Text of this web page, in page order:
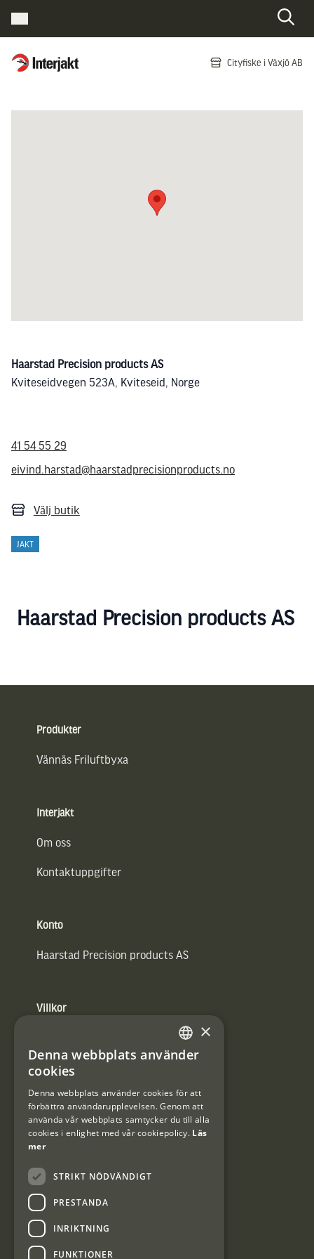
Interjakt SE Cityfiske i Växjö AB
Haarstad Precision products AS
Kviteseidvegen 523A, Kviteseid, Norge
41 54 55 29
eivind.harstad@haarstadprecisionproducts.no
Välj butik
JAKT
Haarstad Precision products AS
Produkter
Vännäs Friluftbyxa
Interjakt
Om oss
Kontaktuppgifter
Konto
Haarstad Precision products AS
Villkor
Användarvillkor
#Interjaktfamily
Kundklubb
Information om kundklubben.
SWEDISH
×
Denna webbplats använder
cookies
Denna webbplats använder cookies för att
förbättra användarupplevelsen. Genom att
använda vår webbplats samtycker du till alla
cookies i enlighet med vår cookiepolicy. Läs
mer
STRIKT NÖDVÄNDIGT
PRESTANDA
INRIKTNING
FUNKTIONER